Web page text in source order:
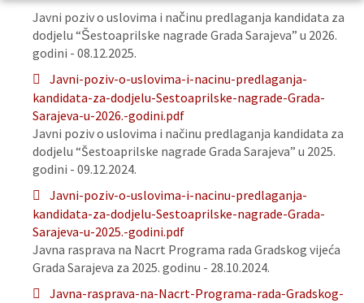
Javni poziv o uslovima i načinu predlaganja kandidata za
dodjelu “Šestoaprilske nagrade Grada Sarajeva” u 2026.
godini - 08.12.2025.
Javni-poziv-o-uslovima-i-nacinu-predlaganja-
kandidata-za-dodjelu-Sestoaprilske-nagrade-Grada-
Sarajeva-u-2026.-godini.pdf
Javni poziv o uslovima i načinu predlaganja kandidata za
dodjelu “Šestoaprilske nagrade Grada Sarajeva” u 2025.
godini - 09.12.2024.
Javni-poziv-o-uslovima-i-nacinu-predlaganja-
kandidata-za-dodjelu-Sestoaprilske-nagrade-Grada-
Sarajeva-u-2025.-godini.pdf
Javna rasprava na Nacrt Programa rada Gradskog vijeća
Grada Sarajeva za 2025. godinu - 28.10.2024.
Javna-rasprava-na-Nacrt-Programa-rada-Gradskog-